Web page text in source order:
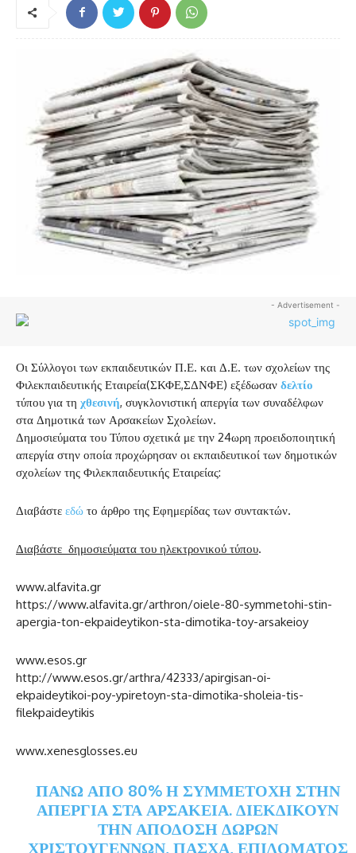
- Advertisement -
Οι Σύλλογοι των εκπαιδευτικών Π.Ε. και Δ.Ε. των σχολείων της
Φιλεκπαιδευτικής Εταιρεία(ΣΚΦΕ,ΣΔΝΦΕ) εξέδωσαν δελτίο
τύπου για τη χθεσινή, συγκλονιστική απεργία των συναδέλφων
στα Δημοτικά των Αρσακείων Σχολείων.
Δημοσιεύματα του Τύπου σχετικά με την 24ωρη προειδοποιητική
απεργία στην οποία προχώρησαν οι εκπαιδευτικοί των δημοτικών
σχολείων της Φιλεκπαιδευτικής Εταιρείας:
Διαβάστε εδώ το άρθρο της Εφημερίδας των συντακτών.
Διαβάστε δημοσιεύματα του ηλεκτρονικού τύπου.
www.alfavita.gr
https://www.alfavita.gr/arthron/oiele-80-symmetohi-stin-
apergia-ton-ekpaideytikon-sta-dimotika-toy-arsakeioy
www.esos.gr
http://www.esos.gr/arthra/42333/apirgisan-oi-
ekpaideytikoi-poy-ypiretoyn-sta-dimotika-sholeia-tis-
filekpaideytikis
www.xenesglosses.eu
ΠΆΝΩ ΑΠΌ 80% Η ΣΥΜΜΕΤΟΧΉ ΣΤΗΝ
ΑΠΕΡΓΊΑ ΣΤΑ ΑΡΣΆΚΕΙΑ. ΔΙΕΚΔΙΚΟΎΝ
ΤΗΝ ΑΠΌΔΟΣΗ ΔΏΡΩΝ
ΧΡΙΣΤΟΥΓΈΝΝΩΝ, ΠΆΣΧΑ, ΕΠΙΔΌΜΑΤΟΣ